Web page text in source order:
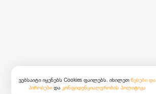
ვებსაიტი იყენებს Cookies ფაილებს. იხილეთ წესები და
პირობები და კონფიდენციალურობის პოლიტიკა